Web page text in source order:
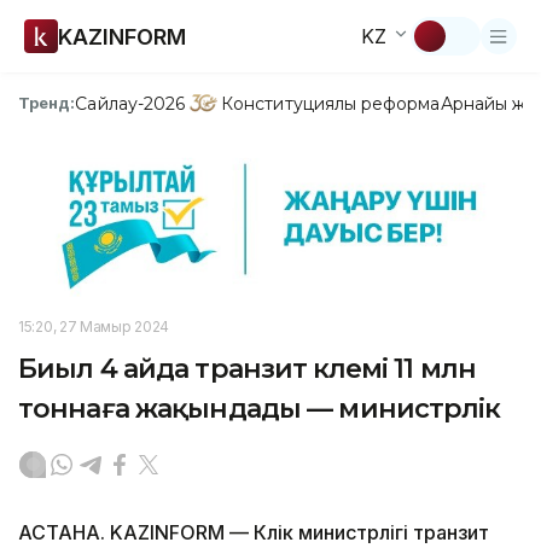
KAZINFORM KZ
Тренд:Сайлау-2026 Конституциялық реформаАрнайы
15:20, 27 Мамыр 2024
Биыл 4 айда транзит көлемі 11 млн
тоннаға жақындады — министрлік
АСТАНА. KAZINFORM — Көлік министрлігі транзит